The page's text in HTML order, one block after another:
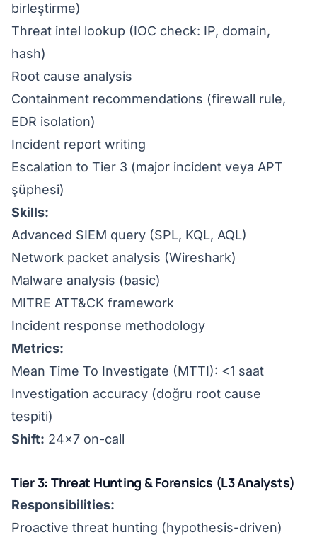
birleştirme)
Threat intel lookup (IOC check: IP, domain,
hash)
Root cause analysis
Containment recommendations (firewall rule,
EDR isolation)
Incident report writing
Escalation to Tier 3 (major incident veya APT
şüphesi)
Skills:
Advanced SIEM query (SPL, KQL, AQL)
Network packet analysis (Wireshark)
Malware analysis (basic)
MITRE ATT&CK framework
Incident response methodology
Metrics:
Mean Time To Investigate (MTTI): <1 saat
Investigation accuracy (doğru root cause
tespiti)
Shift: 24x7 on-call
Tier 3: Threat Hunting & Forensics (L3 Analysts)
Responsibilities:
Proactive threat hunting (hypothesis-driven)